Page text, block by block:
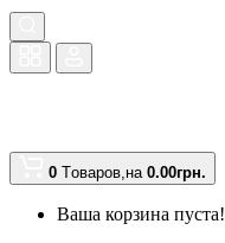
0 Tоваров,на 0.00грн.
Ваша корзина пуста!